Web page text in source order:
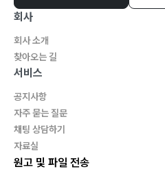
회사
회사 소개
찾아오는 길
서비스
공지사항
자주 묻는 질문
채팅 상담하기
자료실
원고 및 파일 전송